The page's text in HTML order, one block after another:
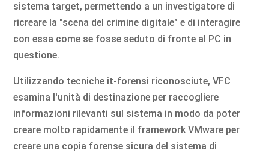
sistema target, permettendo a un investigatore di
ricreare la "scena del crimine digitale" e di interagire
con essa come se fosse seduto di fronte al PC in
questione.
Utilizzando tecniche it-forensi riconosciute, VFC
esamina l'unità di destinazione per raccogliere
informazioni rilevanti sul sistema in modo da poter
creare molto rapidamente il framework VMware per
creare una copia forense sicura del sistema di